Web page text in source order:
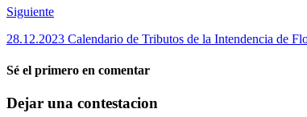
Siguiente
28.12.2023 Calendario de Tributos de la Intendencia de
Sé el primero en comentar
Dejar una contestacion